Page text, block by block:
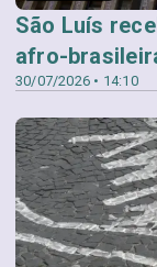
30/07/2026 • 14:10
São Luís
afro-